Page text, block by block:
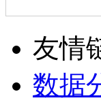
友情
数据